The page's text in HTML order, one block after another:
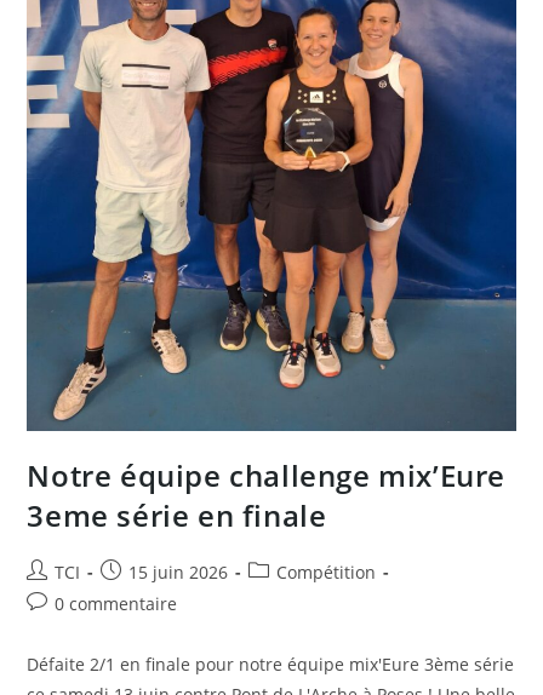
Notre équipe challenge mix’Eure
3eme série en finale
Auteur/autrice
de
TCI
Publication
publiée :
15 juin 2026
PostCompétition
Commentaires
publication :
0 commentaire
Défaite 2/1 en finale pour notre équipe mix'Eure 3ème série